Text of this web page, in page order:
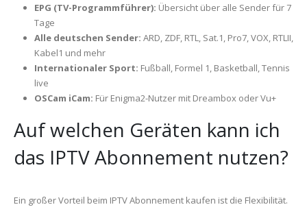
EPG (TV-Programmführer): Übersicht über alle Sender für 7
Tage
Alle deutschen Sender: ARD, ZDF, RTL, Sat.1, Pro7, VOX, RTLII,
Kabel1 und mehr
Internationaler Sport: Fußball, Formel 1, Basketball, Tennis
live
OSCam iCam: Für Enigma2-Nutzer mit Dreambox oder Vu+
Auf welchen Geräten kann ich
das IPTV Abonnement nutzen?
Ein großer Vorteil beim IPTV Abonnement kaufen ist die Flexibilität.